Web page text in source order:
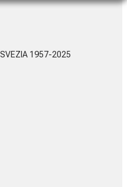
1957-2025